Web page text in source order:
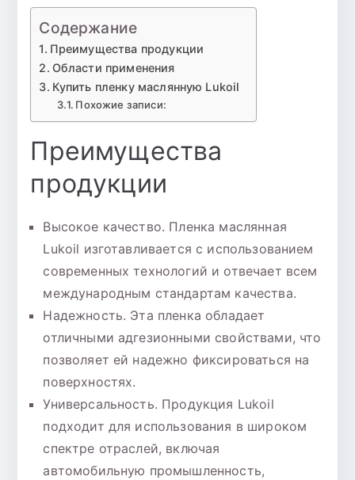
Содержание
Преимущества продукции
Области применения
Купить пленку маслянную Lukoil
Похожие записи:
Преимущества
продукции
Высокое качество. Пленка маслянная
Lukoil изготавливается с использованием
современных технологий и отвечает всем
международным стандартам качества.
Надежность. Эта пленка обладает
отличными адгезионными свойствами, что
позволяет ей надежно фиксироваться на
поверхностях.
Универсальность. Продукция Lukoil
подходит для использования в широком
спектре отраслей, включая
автомобильную промышленность,